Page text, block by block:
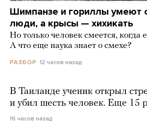
Шимпанзе и гориллы умеют
люди, а крысы — хихикать
Но только человек смеется, когда
А что еще наука знает о смехе?
РАЗБОР 12 часов назад
В Таиланде ученик открыл
и убил шесть человек. Еще 15
16 часов назад